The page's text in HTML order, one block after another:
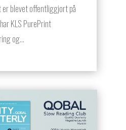
er blevet offentliggjort på
KLS PurePrint
og...